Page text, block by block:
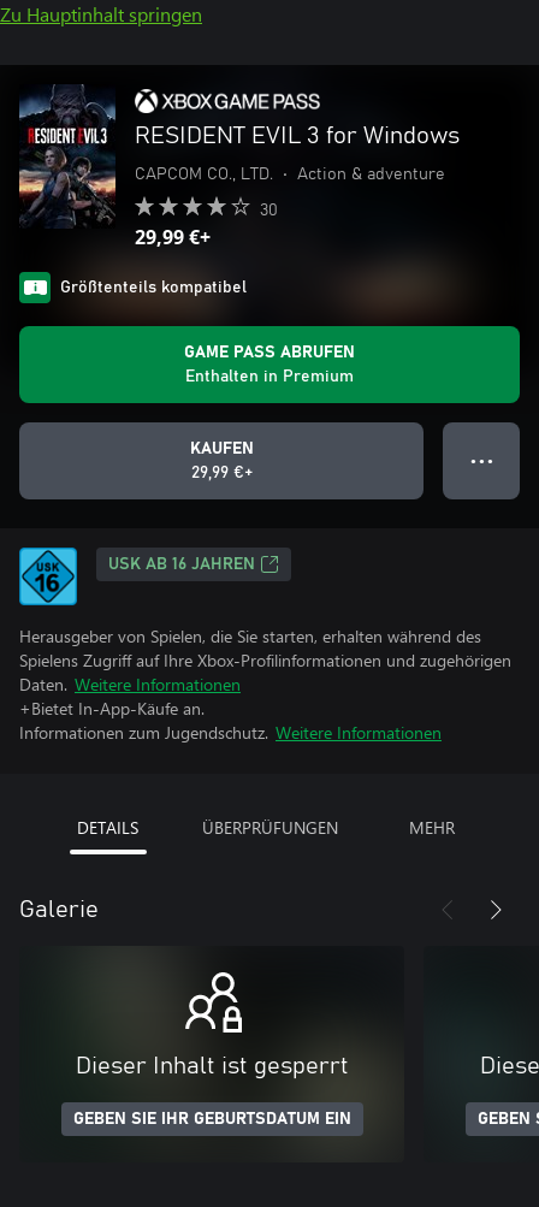
Zu Hauptinhalt springen
RESIDENT EVIL 3 for Windows
CAPCOM CO., LTD. • Action & adventure
30
29,99 €+
Größtenteils kompatibel
GAME PASS ABRUFEN
Enthalten in Premium
KAUFEN
29,99 €+
● ● ●
USK AB 16 JAHREN
Herausgeber von Spielen, die Sie starten, erhalten während des
Spielens Zugriff auf Ihre Xbox-Profilinformationen und zugehörigen
Daten. Weitere Informationen
+Bietet In-App-Käufe an.
Informationen zum Jugendschutz. Weitere Informationen
DETAILS ÜBERPRÜFUNGEN MEHR
Galerie
Dieser Inhalt ist gesperrt
GEBEN SIE IHR GEBURTSDATUM EIN GEBEN